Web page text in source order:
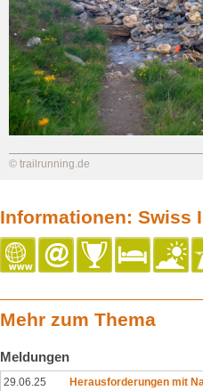
© trailrunning.de
Informationen: Swiss
Mehr zum Thema
Meldungen
29.06.25 Herausforderungen mit